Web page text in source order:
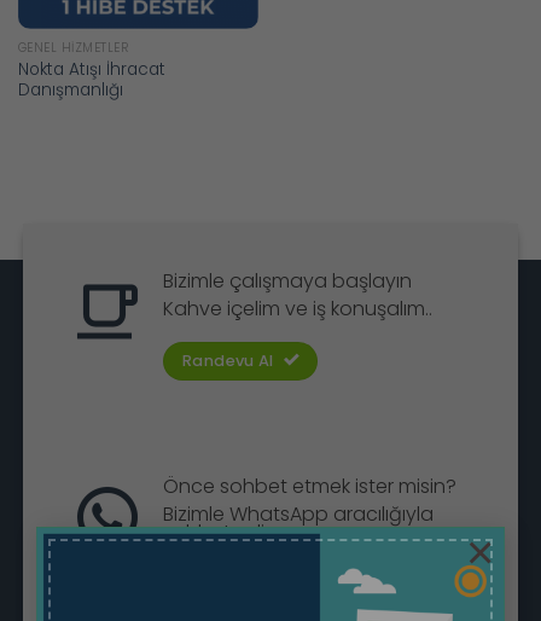
×
GENEL HIZMETLER
Nokta Atışı İhracat
Danışmanlığı
Bizimle çalışmaya başlayın
Kahve içelim ve iş konuşalım..
Randevu Al
Önce sohbet etmek ister misin?
Bizimle WhatsApp aracılığıyla
sohbet edin.